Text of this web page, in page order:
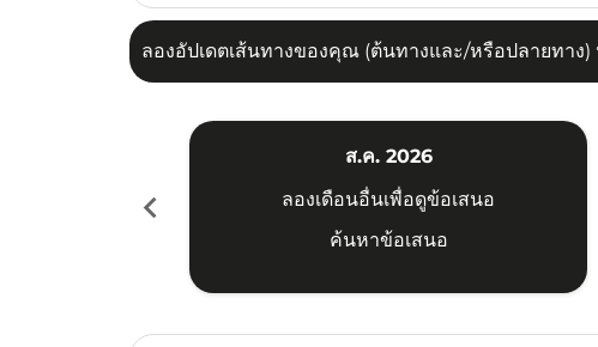
ลองอัปเดตเส้นทางของคุณ (ต้นทางและ/หรือปลายทาง
chevron_left
ส.ค. 2026
ลองเดือนอื่นเพื่อดูข้อเสนอ
ค้นหาข้อเสนอ